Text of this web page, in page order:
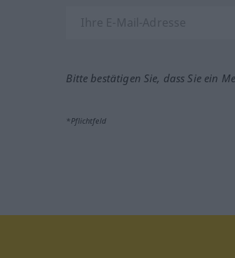
Bitte bestätigen Sie, dass Sie ein
*Pflichtfeld